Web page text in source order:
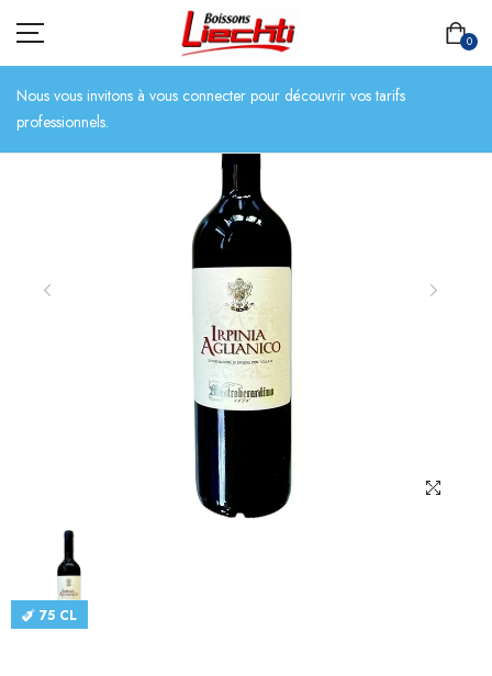
0
TOUT L’ASSORTIMENT
BIÈRES
BOISSONS SANS ALCOOL
CATALOGUES
CONTACT
Nous vous invitons à vous connecter pour découvrir vos tarifs
professionnels.
75 CL